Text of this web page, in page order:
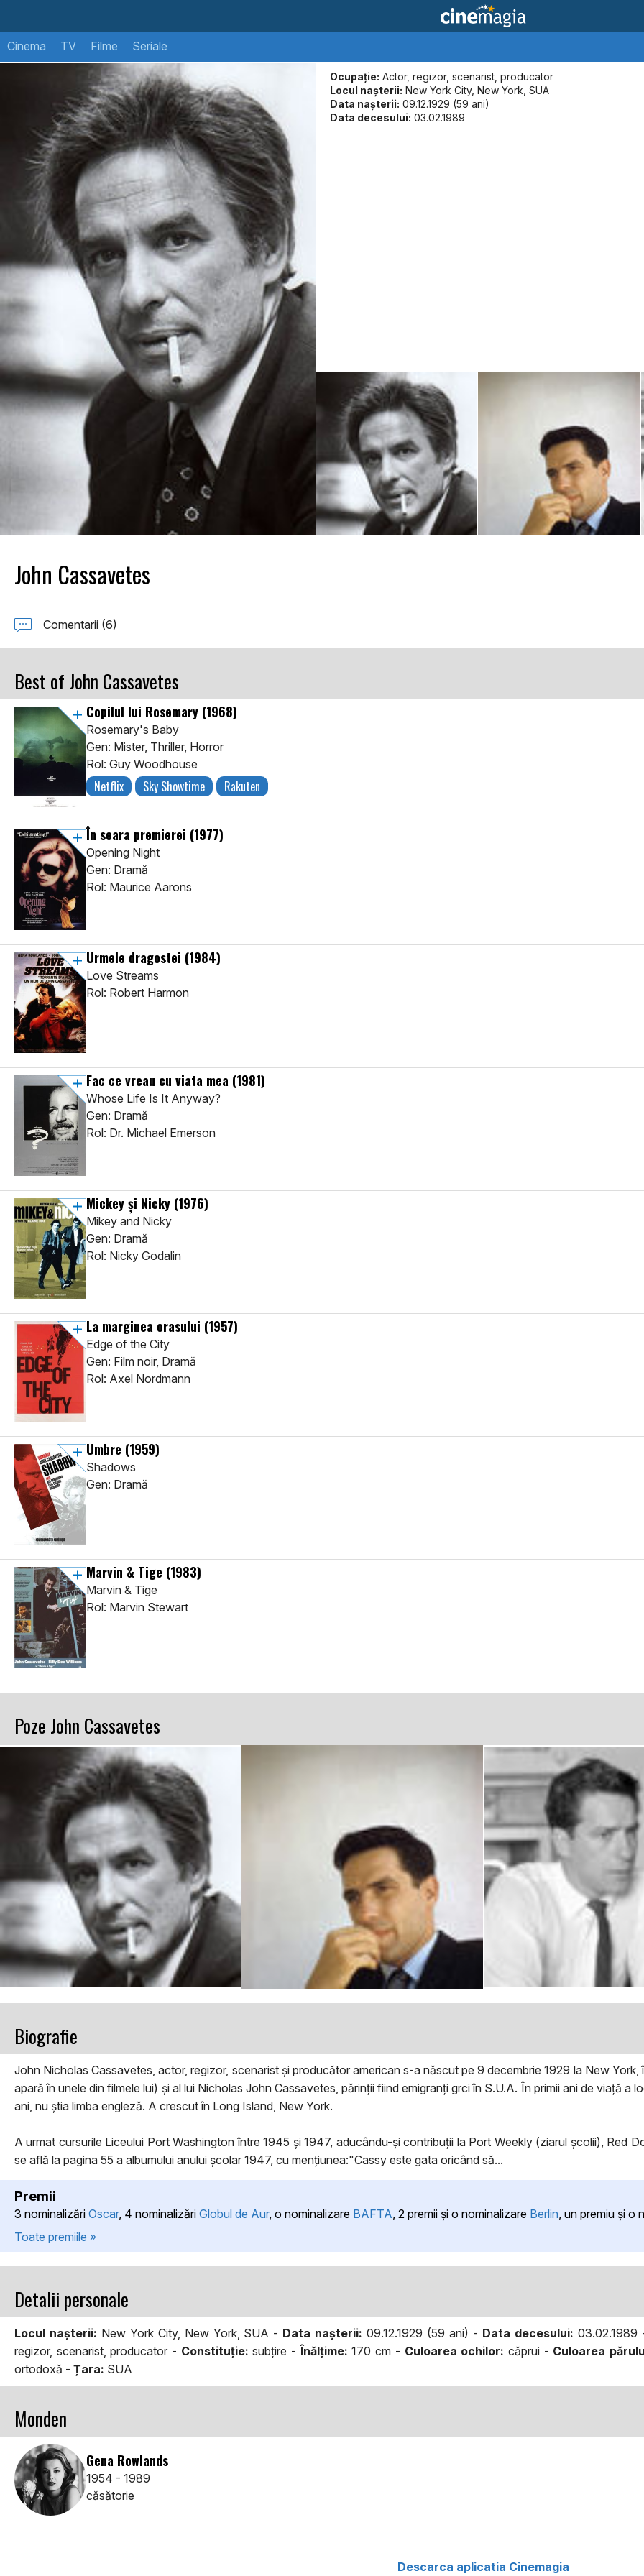
Cinema TV Filme Seriale
Ocupație: Actor, regizor, scenarist, producator
Locul naşterii: New York City, New York, SUA
Data naşterii: 09.12.1929 (59 ani)
Data decesului: 03.02.1989
John Cassavetes
Comentarii (6)
Best of John Cassavetes
Copilul lui Rosemary (1968)
Rosemary's Baby
Gen: Mister, Thriller, Horror
Rol: Guy Woodhouse
Netflix Sky Showtime Rakuten
În seara premierei (1977)
Opening Night
Gen: Dramă
Rol: Maurice Aarons
Urmele dragostei (1984)
Love Streams
Rol: Robert Harmon
Fac ce vreau cu viata mea (1981)
Whose Life Is It Anyway?
Gen: Dramă
Rol: Dr. Michael Emerson
Mickey și Nicky (1976)
Mikey and Nicky
Gen: Dramă
Rol: Nicky Godalin
La marginea orasului (1957)
Edge of the City
Gen: Film noir, Dramă
Rol: Axel Nordmann
Umbre (1959)
Shadows
Gen: Dramă
Marvin & Tige (1983)
Marvin & Tige
Rol: Marvin Stewart
Poze John Cassavetes
Biografie
John Nicholas Cassavetes, actor, regizor, scenarist și producător american s-a născut pe 9 decembrie 1929 la New
apară în unele din filmele lui) și al lui Nicholas John Cassavetes, părinții fiind emigranți grci în S.U.A. În primii ani de viață a
ani, nu știa limba engleză. A crescut în Long Island, New York.
A urmat cursurile Liceului Port Washington între 1945 și 1947, aducându-și contribuții la Port Weekly (ziarul școlii), Red
se află la pagina 55 a albumului anului școlar 1947, cu mențiunea:"Cassy este gata oricând să...
Premii
3 nominalizări Oscar, 4 nominalizări Globul de Aur, o nominalizare BAFTA , 2 premii şi o nominalizare Berlin , un premiu şi o
Toate premiile »
Detalii personale
Locul naşterii: New York City, New York, SUA - Data naşterii: 09.12.1929 (59 ani) - Data decesului: 03.02.1989
regizor, scenarist, producator - Constituţie: subţire -Înălţime: 170 cm - Culoarea ochilor: căprui - Culoarea
ortodoxă - Țara: SUA
Monden
Gena Rowlands
1954 - 1989
căsătorie
Descarca aplicatia Cinemagia